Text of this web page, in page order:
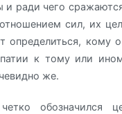
и ради чего
сил, их
определиться, кому
к тому или
же.
обозначился